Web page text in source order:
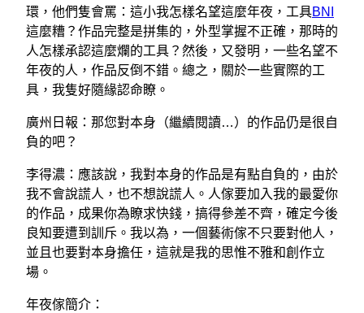
環，他們隻會罵：這小我怎樣名望這麼年夜，工具BNI
這麼糟？作品完整是拼集的，外型掌握不正確，那時的
人怎樣承認這麼爛的工具？然後，又發明，一些名望不
年夜的人，作品反倒不錯。總之，關於一些實際的工
具，我隻好隨緣認命瞭。
廣州日報：那您對本身（繼續閱讀…）的作品仍是很自
負的吧？
李得濃：應該說，我對本身的作品是有點自負的，由於
我不會說謊人，也不想說謊人。人傢要加入我的最愛你
的作品，成果你為瞭求快錢，搞得參差不齊，確定今後
良知要遭到訓斥。我以為，一個藝術傢不只要對他人，
並且也要對本身擔任，這就是我的思惟不雅和創作立
場。
年夜傢簡介：